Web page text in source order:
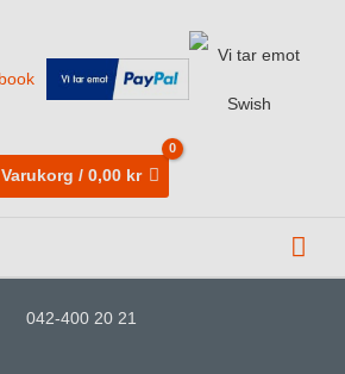
Varukorg / 0,00 kr
042-400 20 21